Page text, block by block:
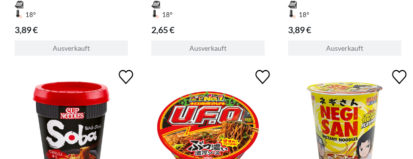
18°
3,89 €
Ausverkauft
18°
2,65 €
Ausverkauft
18°
3,89 €
Ausverkauft